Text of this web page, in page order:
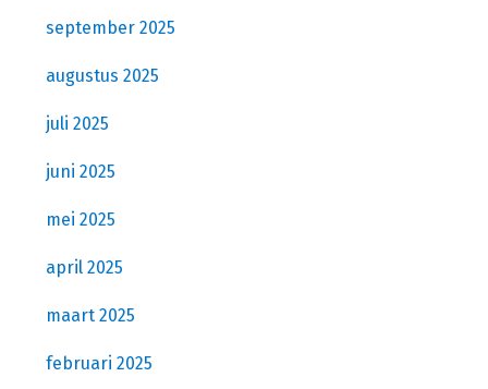
september 2025
augustus 2025
juli 2025
juni 2025
mei 2025
april 2025
maart 2025
februari 2025